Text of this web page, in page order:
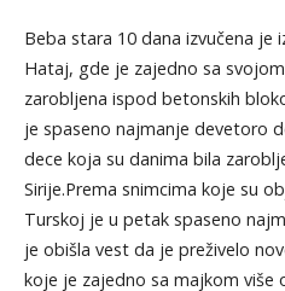
Beba stara 10 dana izvučena je
Hataj, gde je zajedno sa
zarobljena ispod betonskih
je spaseno najmanje devetoro
dece koja su danima bila
Sirije.Prema snimcima koje su
Turskoj je u petak spaseno
je obišla vest da je preživelo
koje je zajedno sa majkom više